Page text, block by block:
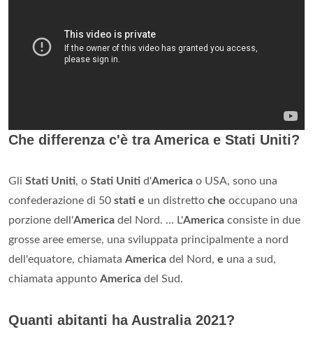
Che differenza c'è tra America e Stati Uniti?
Gli Stati Uniti, o Stati Uniti d'America o USA, sono una
confederazione di 50 stati e un distretto che occupano una
porzione dell'America del Nord. ... L'America consiste in due
grosse aree emerse, una sviluppata principalmente a nord
dell'equatore, chiamata America del Nord, e una a sud,
chiamata appunto America del Sud.
Quanti abitanti ha Australia 2021?